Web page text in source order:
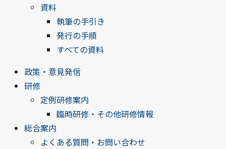
資料
執筆の手引き
発行の手順
すべての資料
政策・意見発信
研修
定例研修案内
臨時研修・その他研修情報
総合案内
よくある質問・お問い合わせ